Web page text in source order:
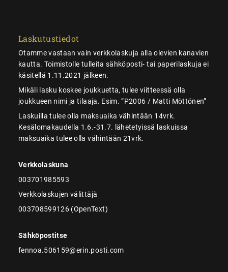
Laskutustiedot
Otamme vastaan vain verkkolaskuja alla olevien kanavien
kautta. Toimistolle tulleita sähköposti- tai paperilaskuja ei
käsitellä 1.11.2021 jälkeen.
Mikäli lasku koskee joukkuetta, tulee viitteessä olla
joukkueen nimi ja tilaaja. Esim. ”P2006 / Matti Möttönen”
Laskuilla tulee olla maksuaika vähintään 14vrk.
Kesälomakaudella 1.6.-31.7. lähetetyissä laskuissa
maksuaika tulee olla vähintään 21vrk.
Verkkolaskuna
003701985593
Verkkolaskujen välittäjä
003708599126 (OpenText)
Sähköpostitse
fennoa.506159@erin.posti.com